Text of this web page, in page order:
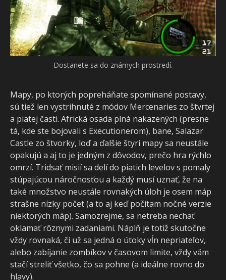
Postavy majú svoje špecifiká.
Mapy, po ktorých popreháňate spomínané postavy,
sú tiež len vystrihnuté z módov Mercenaries zo štvrtej
a piatej časti. Africká osada plná nakazených (presne
tá, kde ste bojovali s Executionerom), bane, Salazar
Castle zo štvorky, loď a ďalšie štyri mapy sa neustále
opakujú a aj to je jedným z dôvodov, prečo hra rýchlo
omrzí. Tridsať misií sa delí do piatich levelov s pomaly
stúpajúcou náročnosťou a každý musí uznať, že na
také množstvo neustále rovnakých úloh je osem máp
strašne nízky počet (a to aj keď počítam nočné verzie
niektorých máp). Samozrejme, sa netreba nechať
oklamať rôznymi zadaniami. Náplň je totiž skutočne
vždy rovnaká, či už sa jedná o útoky vĺn nepriateľov,
alebo zabíjanie zombíkov v časovom limite, vždy vám
stačí streliť všetko, čo sa pohne (a ideálne rovno do
hlavy).